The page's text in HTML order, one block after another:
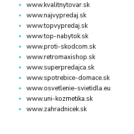
www.kvalitnytovar.sk
www.najvypredaj.sk
www.topvypredaj.sk
www.top-nabytok.sk
www.proti-skodcom.sk
www.retromaxishop.sk
www.superpredajca.sk
www.spotrebice-domace.sk
www.osvetlenie-svietidla.eu
www.uni-kozmetika.sk
www.zahradnicek.sk